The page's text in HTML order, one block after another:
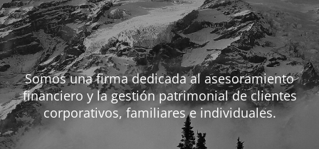
Somos una firma dedicada al asesoramiento
financiero y la gestión patrimonial de clientes
corporativos, familiares e individuales.